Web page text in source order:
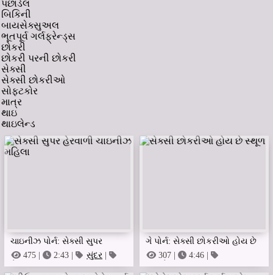
પછાડેલ
બિકિની
બાયસેક્સુઅલ
ભૂતપૂર્વ ગર્લફ્રેન્ડ્સ
છોકરી
છોકરી પરની છોકરી
સેક્સી
સેક્સી છોકરીઓ
સોફ્ટકોર
માત્ર
થાઇ
થાઇલેન્ડ
ચાઇનીઝ પોર્ન: સેક્સી સુપર
હેરવાળી ચાઇનીઝ મહિલા
475 | 2:43 | સુંદર |
કેમ્સ
ગે પોર્ન: સેક્સી છોકરીઓ હોય છે
સ્થૂળ307 |
4:46 |
બાયસેક્સુઅલ|
ભૂતપૂર્વ